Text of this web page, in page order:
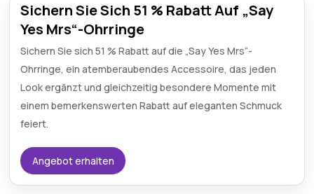
Sichern Sie Sich 51 % Rabatt Auf „Say
Yes Mrs“-Ohrringe
Sichern Sie sich 51 % Rabatt auf die „Say Yes Mrs“-
Ohrringe, ein atemberaubendes Accessoire, das jeden
Look ergänzt und gleichzeitig besondere Momente mit
einem bemerkenswerten Rabatt auf eleganten Schmuck
feiert.
Angebot erhalten